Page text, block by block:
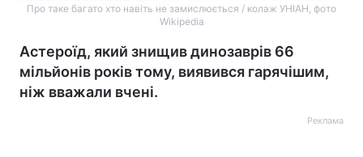
Про таке багато хто навіть не замислюється / колаж УНІАН, фото
Wikipedia
Астероїд, який знищив динозаврів 66
мільйонів років тому, виявився гарячішим,
ніж вважали вчені.
Реклама